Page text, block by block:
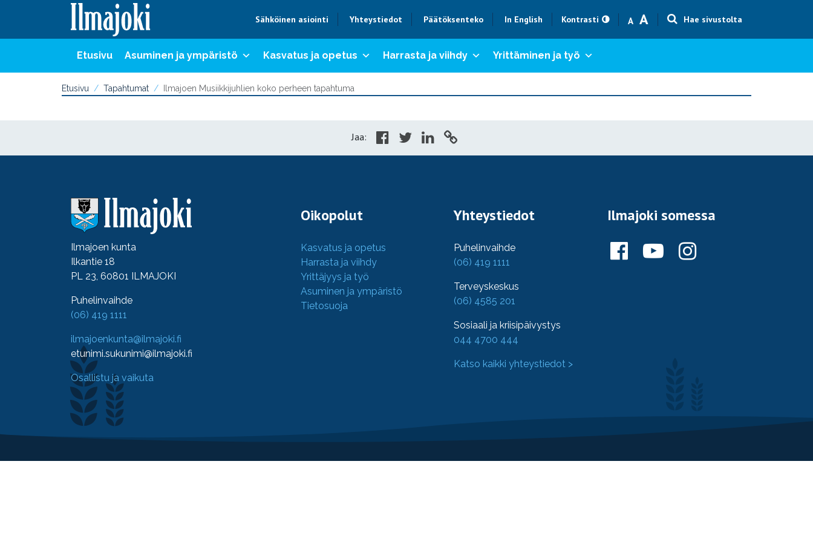
Sähköinen asiointi Yhteystiedot Päätöksenteko In English Kontrasti A
Text size smaller
AText size bigger
Hae sivustolta
Etusivu Asuminen ja ympäristö Kasvatus ja opetus Harrasta ja viihdy Yrittäminen ja työ
Etusivu Tapahtumat Ilmajoen Musiikkijuhlien koko perheen tapahtuma
Jaa:
Ilmajoen kunta
Ilkantie 18
PL 23, 60801 ILMAJOKI
Puhelinvaihde
(06) 419 1111
ilmajoenkunta@ilmajoki.fi
etunimi.sukunimi@ilmajoki.fi
Osallistu ja vaikuta
Oikopolut
Kasvatus ja opetus
Harrasta ja viihdy
Yrittäjyys ja työ
Asuminen ja ympäristö
Tietosuoja
Yhteystiedot
Puhelinvaihde
(06) 419 1111
Terveyskeskus
(06) 4585 201
Sosiaali ja kriisipäivystys
044 4700 444
Katso kaikki yhteystiedot >
Ilmajoki somessa